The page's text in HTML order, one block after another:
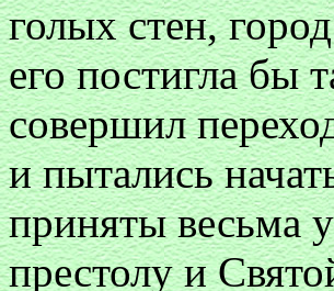
голых стен,
его постигла бы
совершил
и пытались
приняты весьма
престолу и